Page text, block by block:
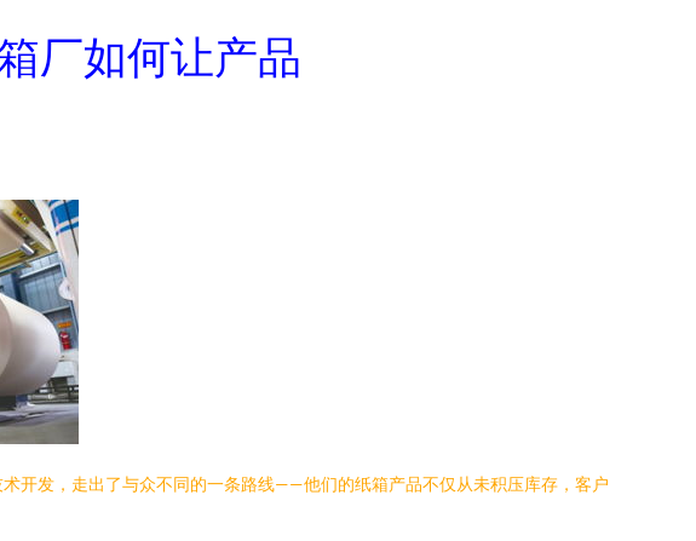
厂如何让产品
开发，走出了与众不同的一条路线——他们的纸箱产品不仅从未积压库存，客户